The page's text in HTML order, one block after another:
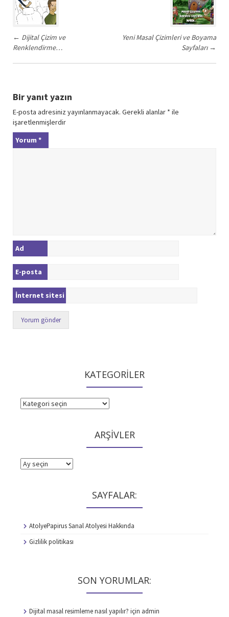
← Dijital Çizim ve
Renklendirme…
Yeni Masal Çizimleri ve Boyama
Sayfaları →
Bir yanıt yazın
E-posta adresiniz yayınlanmayacak. Gerekli alanlar * ile
işaretlenmişlerdir
Yorum *
Ad
E-posta
İnternet sitesi
KATEGORİLER
KATEGORİLER
ARŞİVLER
ARŞİVLER
SAYFALAR:
AtolyePapirus Sanal Atolyesi Hakkında
Gizlilik politikası
SON YORUMLAR:
Dijital masal resimleme nasıl yapılır? için admin